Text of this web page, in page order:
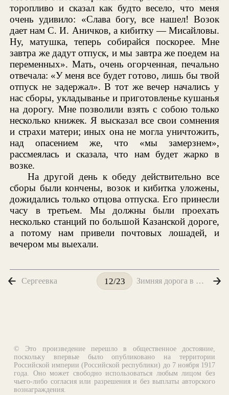
торопливо и сказал как будто весело, что меня
очень удивило: «Слава богу, все нашел! Возок
дает нам С. И. Аничков, а кибитку — Мисайловы.
Ну, матушка, теперь собирайся поскорее. Мне
завтра же дадут отпуск, и мы завтра же поедем на
переменных». Мать, очень огорченная, печально
отвечала: «У меня все будет готово, лишь бы твой
отпуск не задержал». В тот же вечер начались у
нас сборы, укладыванье и приготовленье кушанья
на дорогу. Мне позволили взять с собою только
несколько книжек. Я высказал все свои сомнения
и страхи матери; иных она не могла уничтожить,
над опасением же, что «мы замерзнем»,
рассмеялась и сказала, что нам будет жарко в
возке.
На другой день к обеду действительно все
сборы были кончены, возок и кибитка уложены,
дожидались только отцова отпуска. Его принесли
часу в третьем. Мы должны были проехать
несколько станций по большой Казанской дороге,
а потому нам привели почтовых лошадей, и
вечером мы выехали.
Сергеевка 12/23 Зимняя дорога в Багрово
© Это произведение перешло в общественное достояние,
поскольку впервые было опубликовано на территории
Российской империи (Российской республики) до 7 ноября 1917
года. Оно может свободно использоваться любым лицом без
чьего-либо согласия или разрешения и без выплаты авторского
вознаграждения.